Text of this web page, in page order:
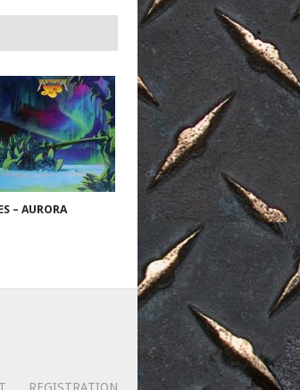
– AURORA